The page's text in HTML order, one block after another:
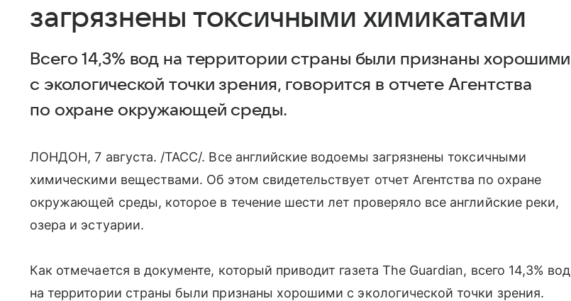
загрязнены токсичными химикатами
Всего 14,3% вод на территории страны были признаны хорошими
с экологической точки зрения, говорится в отчете Агентства
по охране окружающей среды.
ЛОНДОН, 7 августа. /ТАСС/. Все английские водоемы загрязнены токсичными
химическими веществами. Об этом свидетельствует отчет Агентства по охране
окружающей среды, которое в течение шести лет проверяло все английские реки,
озера и эстуарии.
Как отмечается в документе, который приводит газета The Guardian, всего 14,3% вод
на территории страны были признаны хорошими с экологической точки зрения.